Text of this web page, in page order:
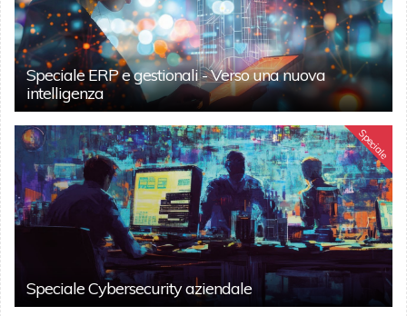
Speciale ERP e gestionali - Verso una nuova
intelligenza
Speciale
Speciale Cybersecurity aziendale